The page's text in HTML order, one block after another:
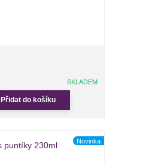
SKLADEM
Přidat do košíku
Novinka